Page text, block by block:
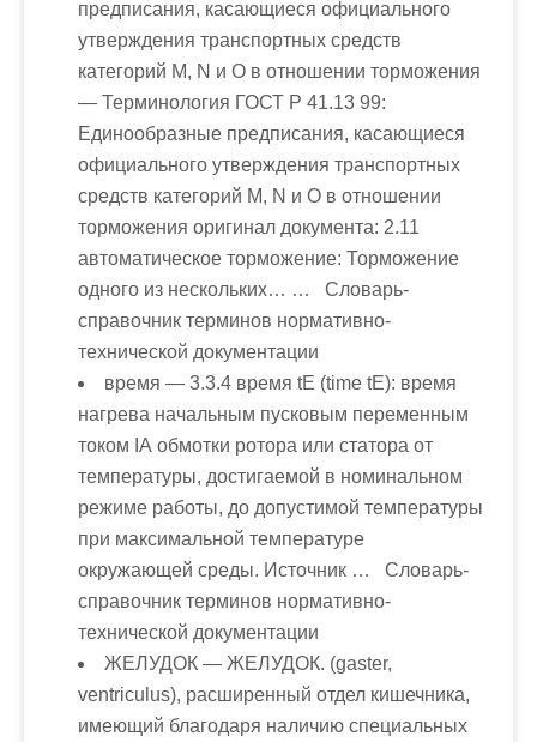
предписания, касающиеся официального
утверждения транспортных средств
категорий M, N и O в отношении торможения
— Терминология ГОСТ Р 41.13 99:
Единообразные предписания, касающиеся
официального утверждения транспортных
средств категорий M, N и O в отношении
торможения оригинал документа: 2.11
автоматическое торможение: Торможение
одного из нескольких… … Словарь-
справочник терминов нормативно-
технической документации
время — 3.3.4 время tE (time tE): время
нагрева начальным пусковым переменным
током IА обмотки ротора или статора от
температуры, достигаемой в номинальном
режиме работы, до допустимой температуры
при максимальной температуре
окружающей среды. Источник … Словарь-
справочник терминов нормативно-
технической документации
ЖЕЛУДОК — ЖЕЛУДОК. (gaster,
ventriculus), расширенный отдел кишечника,
имеющий благодаря наличию специальных